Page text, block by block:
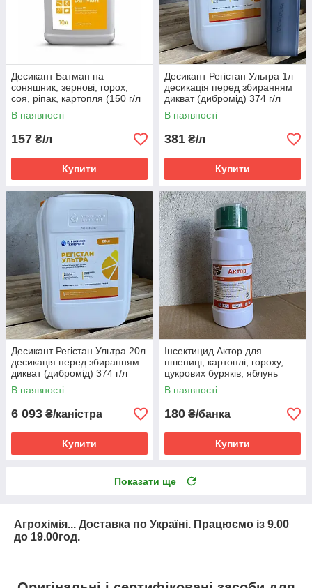
Десикант Батман на
соняшник, зернові, горох,
соя, ріпак, картопля (150 г/л
Дикват)
В наявності
157 ₴/л
Купити
Десикант Регістан Ультра 1л
десикація перед збиранням
дикват (дибромід) 374 г/л
В наявності
381 ₴/л
Купити
Десикант Регістан Ультра 20л
десикація перед збиранням
дикват (дибромід) 374 г/л
В наявності
6 093 ₴/каністра
Купити
Інсектицид Актор для
пшениці, картоплі, гороху,
цукрових буряків, яблунь
В наявності
180 ₴/банка
Купити
Показати ще
Агрохімія... Доставка по Україні. Працюємо із 9.00
до 19.00год.